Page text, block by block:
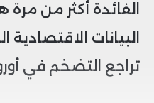
الفائدة أكثر من مرة
البيانات
تراجع التضخم في